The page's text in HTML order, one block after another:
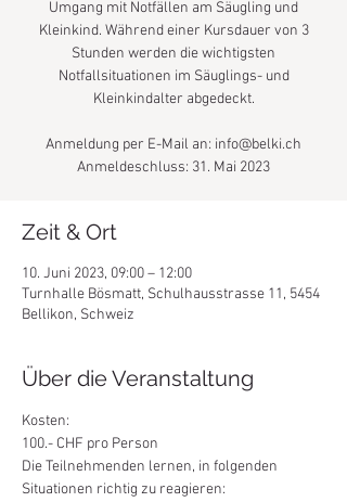
Umgang mit Notfällen am Säugling und
Kleinkind. Während einer Kursdauer von 3
Stunden werden die wichtigsten
Notfallsituationen im Säuglings- und
Kleinkindalter abgedeckt.
Anmeldung per E-Mail an: info@belki.ch
Anmeldeschluss: 31. Mai 2023
Zeit & Ort
10. Juni 2023, 09:00 – 12:00
Turnhalle Bösmatt, Schulhausstrasse 11, 5454
Bellikon, Schweiz
Über die Veranstaltung
Kosten:
100.- CHF pro Person
Die Teilnehmenden lernen, in folgenden
Situationen richtig zu reagieren: